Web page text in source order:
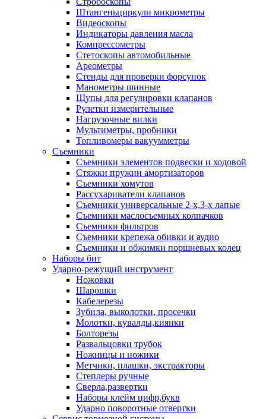
Штангеньциркули микрометры
Видеоскопы
Индикаторы давления масла
Компрессометры
Стетоскопы автомобильные
Ареометры
Стенды для проверки форсунок
Манометры шинные
Щупы для регулировки клапанов
Рулетки измерительные
Нагрузочные вилки
Мультиметры, пробники
Топливомеры вакуумметры
Съемники
Съемники элементов подвески и ходовой
Стяжки пружин амортизаторов
Съемники хомутов
Рассухариватели клапанов
Съемники универсальные 2-х,3-х лапые
Съемники маслосъемных колпачков
Съемники фильтров
Съемники крепежа обивки и аудио
Съемники и обжимки поршневых колец
Наборы бит
Ударно-режущий инструмент
Ножовки
Шарошки
Кабелерезы
Зубила, выколотки, просечки
Молотки, кувалды,киянки
Болторезы
Развальцовки трубок
Ножницы и ножики
Метчики, плашки, экстракторы
Степлеры ручные
Сверла,развертки
Наборы клейм цифр,букв
Ударно поворотные отвертки